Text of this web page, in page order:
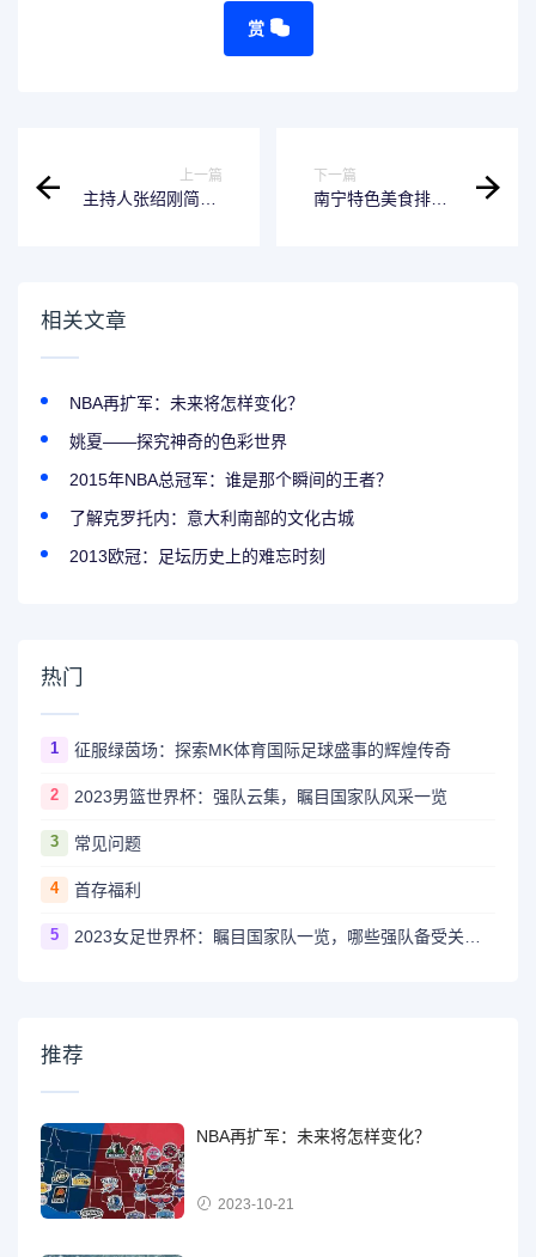
赏
上一篇
主持人张绍刚简介-
下一篇
南宁特色美食排行
相关文章
NBA再扩军：未来将怎样变化？
姚夏——探究神奇的色彩世界
2015年NBA总冠军：谁是那个瞬间的王者？
了解克罗托内：意大利南部的文化古城
2013欧冠：足坛历史上的难忘时刻
热门
1 征服绿茵场：探索MK体育国际足球盛事的辉煌传奇
2 2023男篮世界杯：强队云集，瞩目国家队风采一览
3 常见问题
4 首存福利
5
推荐
NBA再扩军：未来将怎样变化？
2023-10-21